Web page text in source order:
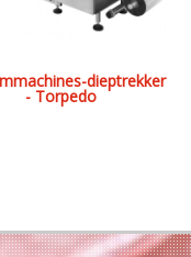
dieptrekker
- Torpedo